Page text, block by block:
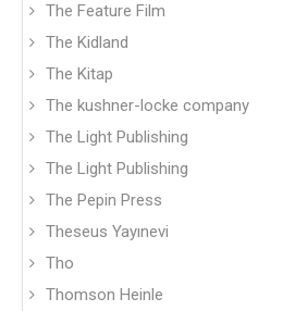
The Feature Film
The Kidland
The Kitap
The kushner-locke company
The Light Publishing
The Light Publishing
The Pepin Press
Theseus Yayınevi
Tho
Thomson Heinle